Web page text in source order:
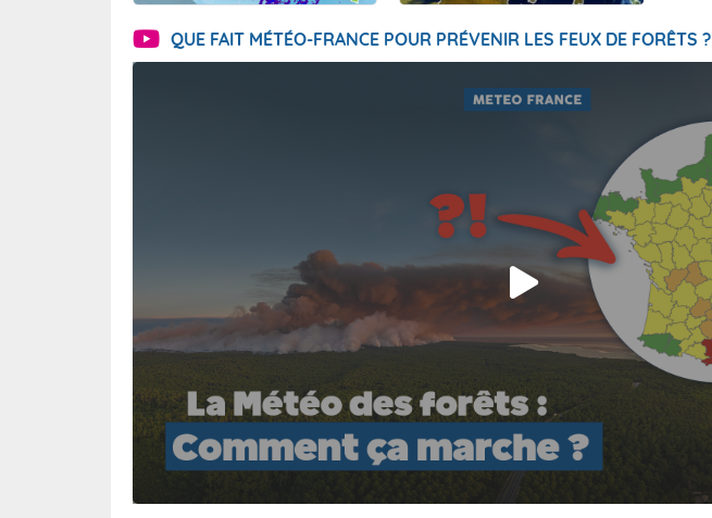
QUE FAIT MÉTÉO-FRANCE POUR PRÉVENIR LES FEUX DE FORÊTS ?